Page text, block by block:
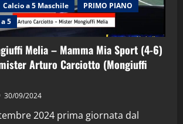
Calcio a 5 Maschile
PRIMO PIANO
5
Melia – Mamma Mia Sport (4-6)
Arturo Carciotto (Mongiuffi
30/09/2024
2024 prima giornata dal
“SportEmpire” in Podcast: 29^ Puntata
(Martedi 28 Aprile 2026)